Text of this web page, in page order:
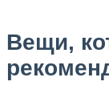
Вещи,